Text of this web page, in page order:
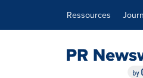
Ressources